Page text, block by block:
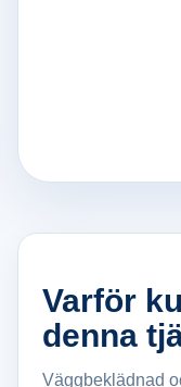
Varför
denna
Väggbeklädnad